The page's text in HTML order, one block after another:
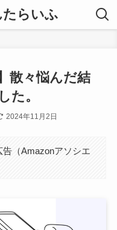
らいふ
散々悩んだ結
た。
2024年11月2日
（Amazonアソシエ